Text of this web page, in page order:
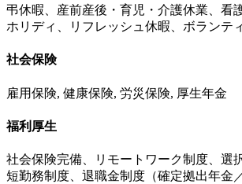
弔休暇、産前産後・育児・介護休業、看
ホリディ、リフレッシュ休暇、ボランテ
社会保険
雇用保険, 健康保険, 労災保険, 厚生年金
福利厚生
社会保険完備、リモートワーク制度、選
短勤務制度、退職金制度（確定拠出年金